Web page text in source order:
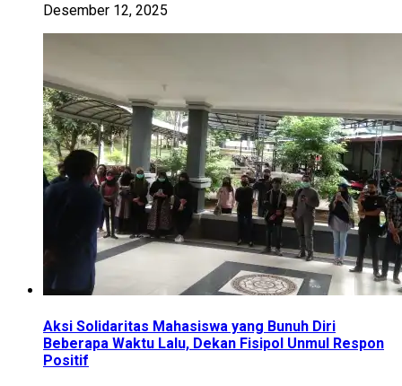
Desember 12, 2025
Aksi Solidaritas Mahasiswa yang Bunuh Diri
Beberapa Waktu Lalu, Dekan Fisipol Unmul Respon
Positif